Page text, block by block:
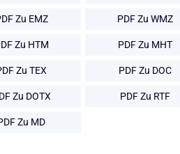
Zu EMZ PDF Zu WMZ
Zu HTM PDF Zu MHT
Zu TEX PDF Zu DOC
Zu DOTX PDF Zu RTF
Zu MD